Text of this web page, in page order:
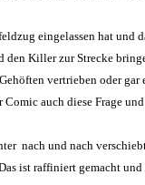
eingelassen hat und
den Killer zur Strecke
vertrieben oder gar
auch diese Frage
 nach und nach
ist raffiniert gemacht und